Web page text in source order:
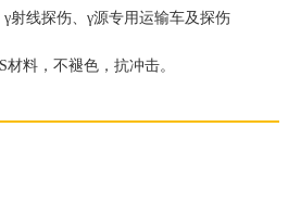
射线探伤、γ源专用运输车及探伤
料，不褪色，抗冲击。